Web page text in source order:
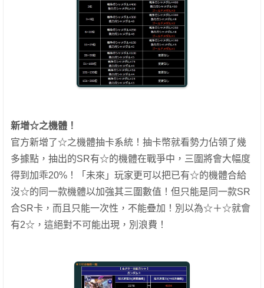
新增☆之機體！
官方新增了☆之機體抽卡系統！抽卡幣就看勢力佔領了幾
多據點，抽出的SR有☆的機體在戰爭中，三圍將會大幅度
得到加乖20%！「未來」玩家更可以把已有☆的機體合給
沒☆的同一款機體以加強其三圍數值！但只能是同一款SR
合SR卡，而且只能一次性，不能疊加！別以為☆＋☆就會
有2☆，這絕對不可能出現，別浪費！